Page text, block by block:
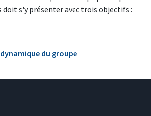
s'y présenter avec trois objectifs :
du groupe